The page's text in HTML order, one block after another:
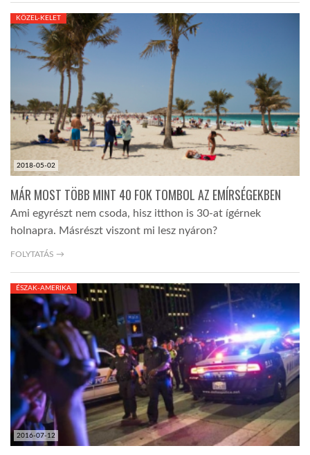
2018-05-02
KÖZEL-KELET
MÁR MOST TÖBB MINT 40 FOK TOMBOL AZ EMÍRSÉGEKBEN
Ami egyrészt nem csoda, hisz itthon is 30-at ígérnek
holnapra. Másrészt viszont mi lesz nyáron?
FOLYTATÁS →
2016-07-12
ÉSZAK-AMERIKA